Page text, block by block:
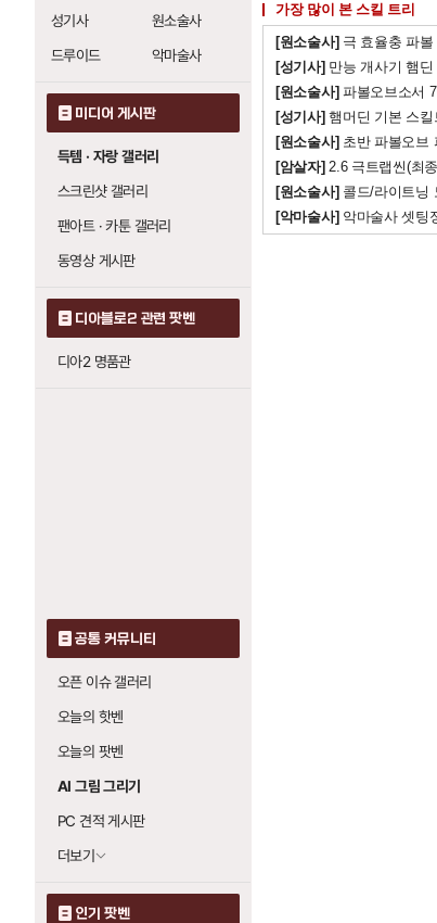
성기사
원소술사
드루이드
악마술사
미디어 게시판
득템 · 자랑 갤러리
스크린샷 갤러리
팬아트 · 카툰 갤러리
동영상 게시판
디아블로2 관련 팟벤
디아2 명품관
공통 커뮤니티
오픈 이슈 갤러리
오늘의 핫벤
오늘의 팟벤
AI 그림 그리기
PC 견적 게시판
더보기
인기 팟벤
번개 파수기 20 : 레벨당
가장 많이 본 스킬 트리
[원소술사] 극 효율충 파볼
[성기사] 만능 개사기 햄딘
[원소술사] 파볼오브소서
[성기사] 햄머딘 기본 스킬
[원소술사] 초반 파볼오브
[암살자] 2.6 극트랩씬(최
[원소술사] 콜드/라이트닝
[악마술사] 악마술사 셋팅